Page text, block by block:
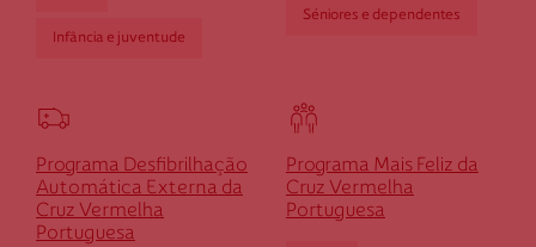
Infância e juventude
Séniores e dependentes
Programa Desfibrilhação
Automática Externa da
Cruz Vermelha
Portuguesa
Programa Mais Feliz da
Cruz Vermelha
Portuguesa